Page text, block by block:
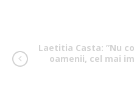
Laetitia Casta: ”Nu
oamenii, cel mai